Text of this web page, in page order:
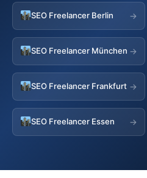
SEO Freelancer Berlin →
SEO Freelancer München →
SEO Freelancer Frankfurt →
SEO Freelancer Essen →